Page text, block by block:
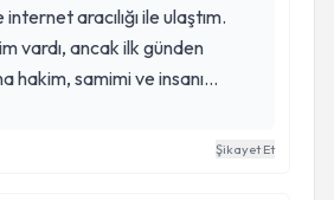
aracılığı ile ulaştım.
vardı, ancak ilk günden
samimi ve insanı
bir kişi olduğunu anladım.
çözebilecek bir insan. ÇokŞikayet Et